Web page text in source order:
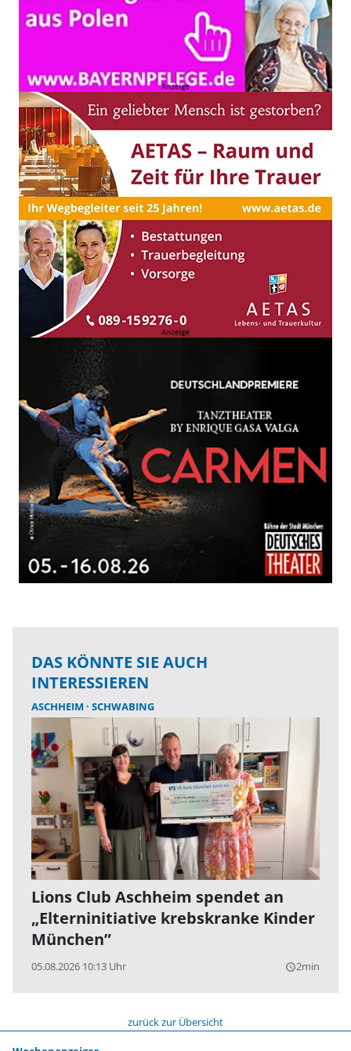
DAS KÖNNTE SIE AUCH
INTERESSIEREN
ASCHHEIM SCHWABING
Lions Club Aschheim spendet an
„Elterninitiative krebskranke Kinder
München”
05.08.2026 10:13 Uhr query_builder2min
zurück zur Übersicht